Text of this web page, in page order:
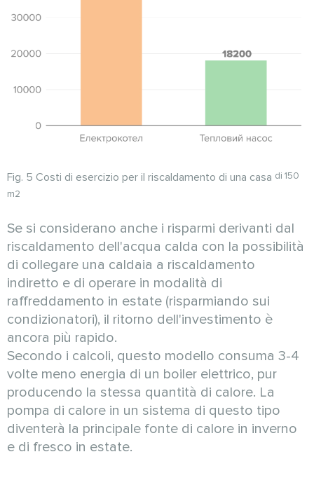
Fig. 5 Costi di esercizio per il riscaldamento di una casa di 150
m2
Se si considerano anche i risparmi derivanti dal
riscaldamento dell'acqua calda con la possibilità
di collegare una caldaia a riscaldamento
indiretto e di operare in modalità di
raffreddamento in estate (risparmiando sui
condizionatori), il ritorno dell'investimento è
ancora più rapido.
Secondo i calcoli, questo modello consuma 3-4
volte meno energia di un boiler elettrico, pur
producendo la stessa quantità di calore. La
pompa di calore in un sistema di questo tipo
diventerà la principale fonte di calore in inverno
e di fresco in estate.